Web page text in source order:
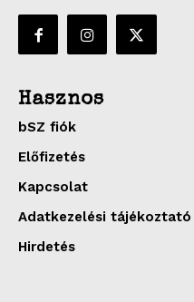
Hasznos
bSZ fiók
Előfizetés
Kapcsolat
Adatkezelési tájékoztató
Hirdetés